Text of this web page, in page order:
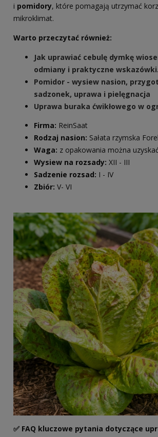
i pomidory, które pomagają utrzymać
mikroklimat.
Warto przeczytać również:
Jak uprawiać cebulę dymkę
odmiany i praktyczne wskazówki.
Pomidor - wysiew nasion,
sadzonek, uprawa i pielęgnacja
Uprawa buraka ćwikłowego w
Firma: ReinSaat
Rodzaj nasion: Sałata rzymska
Waga: z opakowania można
Wysiew na rozsady: XII - III
Sadzenie rozsad: I - IV
Zbiór: V- VI
✅ FAQ kluczowe pytania dotyczące